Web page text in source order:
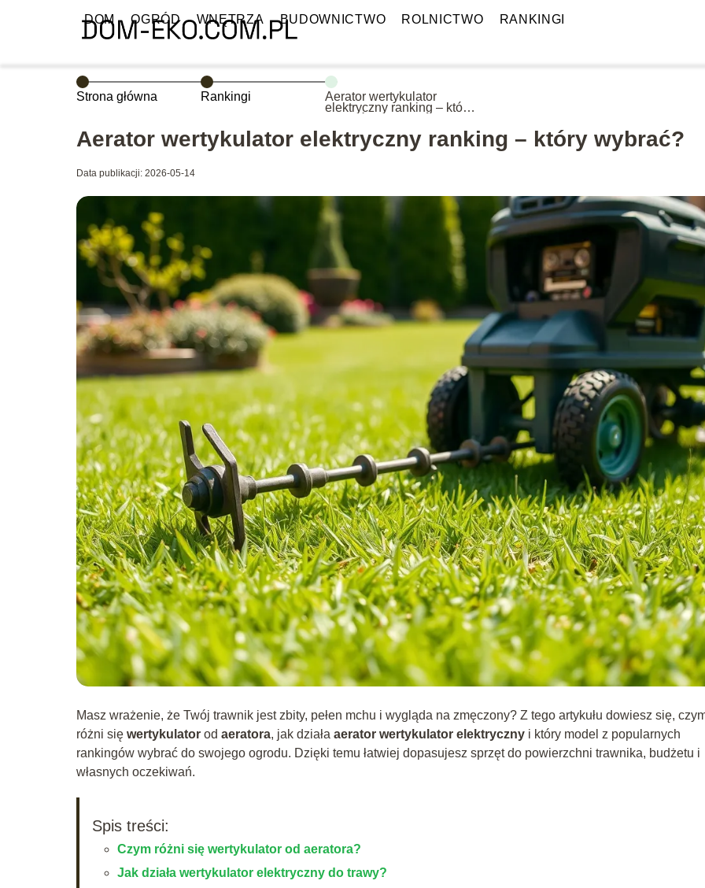
DOM OGRÓD WNĘTRZA BUDOWNICTWO ROLNICTWO RANKINGI
Strona główna Rankingi
Aerator wertykulator
elektryczny ranking – który
Aerator wertykulator elektryczny ranking – który wybrać?
Data publikacji: 2026-05-14
Masz wrażenie, że Twój trawnik jest zbity, pełen mchu i wygląda na zmęczony? Z tego artykułu dowiesz się,
różni się wertykulator od aeratora, jak działa aerator wertykulator elektryczny i który model z popularnych
rankingów wybrać do swojego ogrodu. Dzięki temu łatwiej dopasujesz sprzęt do powierzchni trawnika, budżetu i
własnych oczekiwań.
Spis treści:
Czym różni się wertykulator od aeratora?
Jak działa wertykulator elektryczny do trawy?